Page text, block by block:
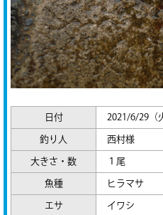
日付 2021/6/29（
釣り人 西村様
大きさ・数 １尾
魚種 ヒラマサ
エサ イワシ